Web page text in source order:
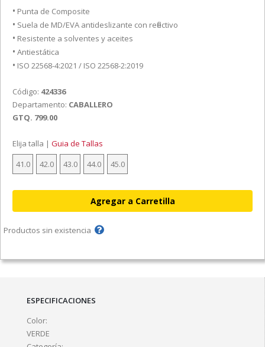
• Punta de Composite
• Suela de MD/EVA antideslizante con reflectivo
• Resistente a solventes y aceites
• Antiestática
• ISO 22568-4:2021 / ISO 22568-2:2019
Código: 424336
Departamento: CABALLERO
GTQ. 799.00
Elija talla | Guia de Tallas
41.0
42.0 43.0 44.0 45.0
Productos sin existencia
ESPECIFICACIONES
Color:
VERDE